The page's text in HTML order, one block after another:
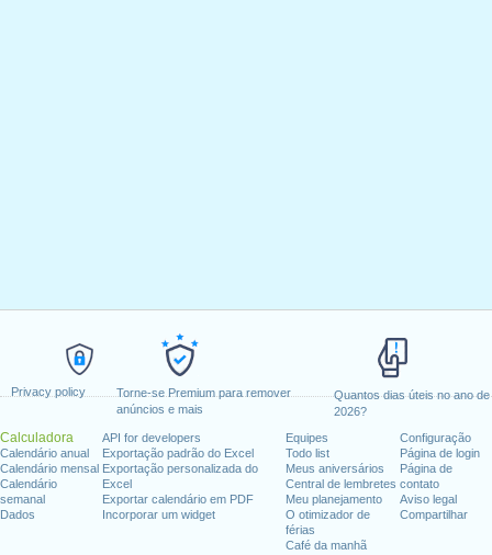
Privacy policy
Torne-se Premium para remover
anúncios e mais
Quantos dias úteis no ano de
2026?
Calculadora
Calendário anual
Calendário mensal
Calendário
semanal
Dados
API for developers
Exportação padrão do Excel
Exportação personalizada do
Excel
Exportar calendário em PDF
Incorporar um widget
Equipes
Todo list
Meus aniversários
Central de lembretes
Meu planejamento
O otimizador de
férias
Café da manhã
Configuração
Página de login
Página de
contato
Aviso legal
Compartilhar